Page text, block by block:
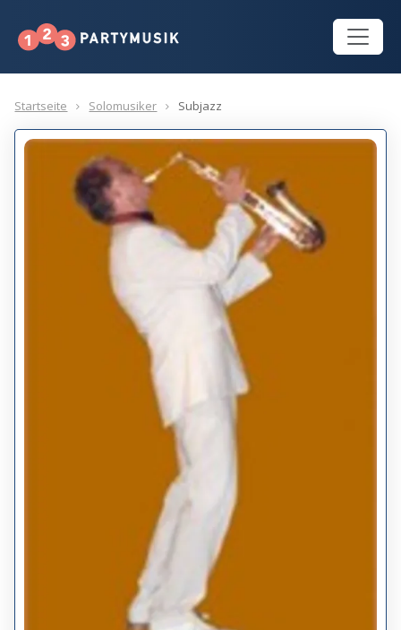
Startseite Solomusiker Subjazz